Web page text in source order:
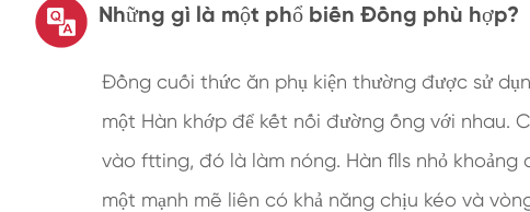
Những gì là một phổ biến Đồng phù hợp?
Đồng cuối thức ăn phụ kiện thường được sử
một Hàn khớp để kết nối đường ống với
vào ftting, đó là làm nóng. Hàn flls nhỏ
một mạnh mẽ liên có khả năng chịu kéo và